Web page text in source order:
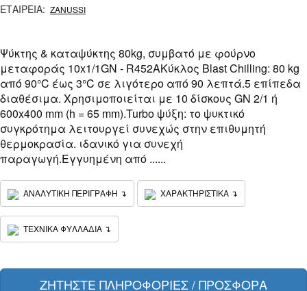
ΕΤΑΙΡΕΙΑ: ZANUSSI
Ψύκτης & καταψύκτης 80kg, συμβατό με φούρνο
μεταφοράς 10x1/1GN - R452AΚύκλος Blast Chilling: 80 kg
από 90°C έως 3°C σε λιγότερο από 90 λεπτά.5 επίπεδα
διαθέσιμα. Χρησιμοποιείται με 10 δίσκους GN 2/1 ή
600x400 mm (h = 65 mm).Turbo ψύξη: το ψυκτικό
συγκρότημα λειτουργεί συνεχώς στην επιθυμητή
θερμοκρασία. ιδανικό για συνεχή
παραγωγή.Εγγυημένη από ......
ΑΝΑΛΥΤΙΚΗ ΠΕΡΙΓΡΑΦΗ ↴ ΧΑΡΑΚΤΗΡΙΣΤΙΚΑ ↴
ΤΕΧΝΙΚΑ ΦΥΛΛΑΔΙΑ ↴
ΖΗΤΗΣΤΕ ΠΛΗΡΟΦΟΡΙΕΣ / ΠΡΟΣΦΟΡΑ